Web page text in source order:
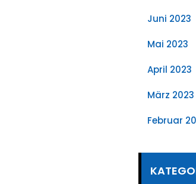
Juni 2023
Mai 2023
April 2023
März 2023
Februar